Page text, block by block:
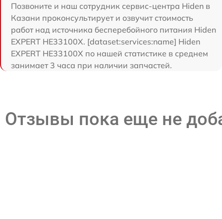
Позвоните и наш сотрудник сервис-центра Hiden в
Казани проконсультирует и озвучит стоимость
работ над источника бесперебойного питания Hiden
EXPERT HE33100X. [dataset:services:name] Hiden
EXPERT HE33100X по нашей статистике в среднем
занимает 3 часа при наличии запчастей.
Отзывы пока еще не